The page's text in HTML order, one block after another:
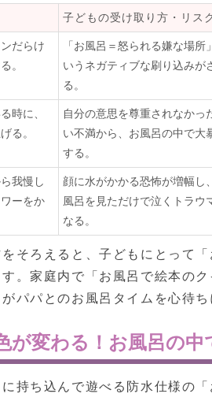
子どもの受け取り方・リス
だらけ
。
「お風呂＝怒られる嫌な場所
いうネガティブな刷り込みが
る。
時に、
る。
自分の意思を尊重されなかっ
い不満から、お風呂の中で大
する。
我慢し
ーをか
顔に水がかかる恐怖が増幅し
風呂を見ただけで泣くトラウ
なる。
そろえると、子どもにとって
。家庭内で「お風呂で絵本の
パパとのお風呂タイムを心待
が変わる！お風呂の中
持ち込んで遊べる防水仕様の